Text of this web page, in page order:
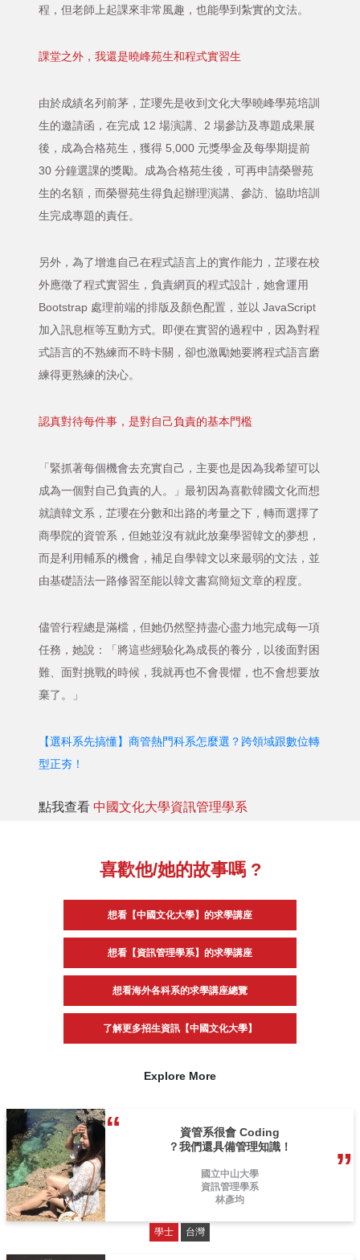
程，但老師上起課來非常風趣，也能學到紮實的文法。
課堂之外，我還是曉峰苑生和程式實習生
由於成績名列前茅，芷瓔先是收到文化大學曉峰學苑培訓
生的邀請函，在完成 12 場演講、2 場參訪及專題成果展
後，成為合格苑生，獲得 5,000 元獎學金及每學期提前
30 分鐘選課的獎勵。成為合格苑生後，可再申請榮譽苑
生的名額，而榮譽苑生得負起辦理演講、參訪、協助培訓
生完成專題的責任。
另外，為了增進自己在程式語言上的實作能力，芷瓔在校
外應徵了程式實習生，負責網頁的程式設計，她會運用
Bootstrap 處理前端的排版及顏色配置，並以 JavaScript
加入訊息框等互動方式。即便在實習的過程中，因為對程
式語言的不熟練而不時卡關，卻也激勵她要將程式語言磨
練得更熟練的決心。
認真對待每件事，是對自己負責的基本門檻
「緊抓著每個機會去充實自己，主要也是因為我希望可以
成為一個對自己負責的人。」最初因為喜歡韓國文化而想
就讀韓文系，芷瓔在分數和出路的考量之下，轉而選擇了
商學院的資管系，但她並沒有就此放棄學習韓文的夢想，
而是利用輔系的機會，補足自學韓文以來最弱的文法，並
由基礎語法一路修習至能以韓文書寫簡短文章的程度。
儘管行程總是滿檔，但她仍然堅持盡心盡力地完成每一項
任務，她說：「將這些經驗化為成長的養分，以後面對困
難、面對挑戰的時候，我就再也不會畏懼，也不會想要放
棄了。」
【選科系先搞懂】商管熱門科系怎麼選？跨領域跟數位轉
型正夯！
點我查看 中國文化大學資訊管理學系
喜歡他/她的故事嗎 ?
想看【中國文化大學】的求學講座
想看【資訊管理學系】的求學講座
想看海外各科系的求學講座總覽
了解更多招生資訊【中國文化大學】
Explore More
資管系很會 Coding
？我們還具備管理知識！
國立中山大學
資訊管理學系
林彥均
學士 台灣